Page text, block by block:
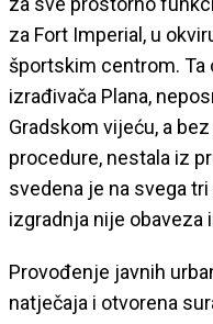
za Fort Imperial, u
športskim centrom. Ta
izrađivača Plana,
Gradskom vijeću, a
procedure, nestala iz
svedena je na svega
izgradnja nije obaveza
Provođenje javnih
natječaja i otvorena